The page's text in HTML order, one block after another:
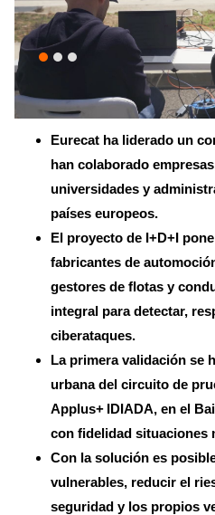
Eurecat ha liderado un
han colaborado
universidades y
países europeos.
El proyecto de I+D+I
fabricantes de
gestores de flotas y
integral para detectar,
ciberataques.
La primera validación se
urbana del circuito de
Applus+ IDIADA, en el
con fidelidad situaciones
Con la solución es
vulnerables, reducir el
seguridad y los propios